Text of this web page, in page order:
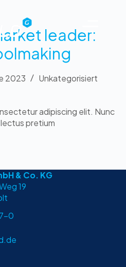
leader:
2023 Unkategorisiert
adipiscing elit. Nunc
pretium
& Co. KG
19
0